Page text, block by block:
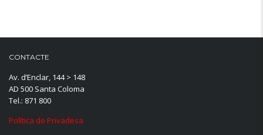
CONTACTE
Av. d’Enclar, 144 > 148
AD 500 Santa Coloma
Tel.: 871 800
Política de Privadesa